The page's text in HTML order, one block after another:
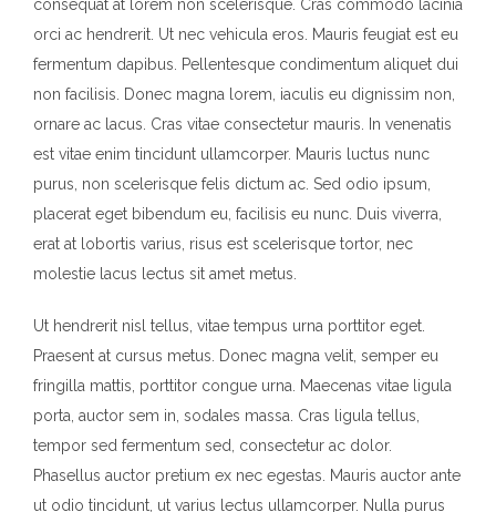
consequat at lorem non scelerisque. Cras commodo lacinia
orci ac hendrerit. Ut nec vehicula eros. Mauris feugiat est eu
fermentum dapibus. Pellentesque condimentum aliquet dui
non facilisis. Donec magna lorem, iaculis eu dignissim non,
ornare ac lacus. Cras vitae consectetur mauris. In venenatis
est vitae enim tincidunt ullamcorper. Mauris luctus nunc
purus, non scelerisque felis dictum ac. Sed odio ipsum,
placerat eget bibendum eu, facilisis eu nunc. Duis viverra,
erat at lobortis varius, risus est scelerisque tortor, nec
molestie lacus lectus sit amet metus.
Ut hendrerit nisl tellus, vitae tempus urna porttitor eget.
Praesent at cursus metus. Donec magna velit, semper eu
fringilla mattis, porttitor congue urna. Maecenas vitae ligula
porta, auctor sem in, sodales massa. Cras ligula tellus,
tempor sed fermentum sed, consectetur ac dolor.
Phasellus auctor pretium ex nec egestas. Mauris auctor ante
ut odio tincidunt, ut varius lectus ullamcorper. Nulla purus